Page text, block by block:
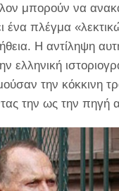
μπορούν να
ένα πλέγμα
Η αντίληψη
ελληνική
την κόκκινη
την ως την πηγή